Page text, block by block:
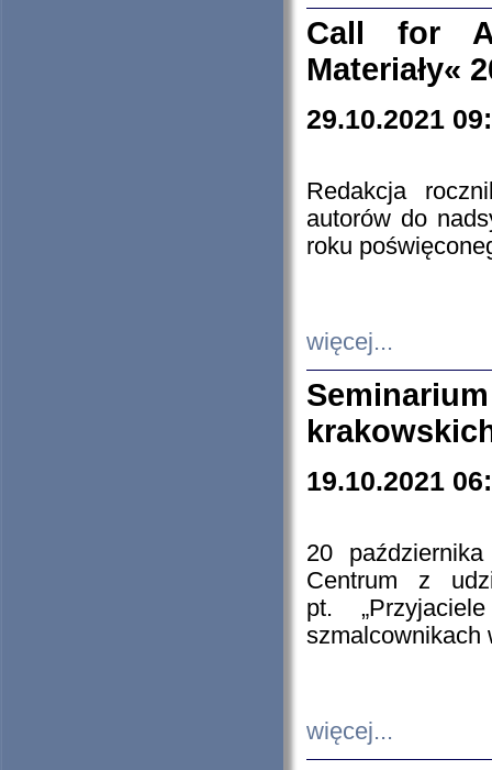
Call for
Materiały«
29.10.2021
Redakcja
autorów do
roku
więcej...
19.10.2021
20
Centrum z
pt.
szmalcownikach
więcej...